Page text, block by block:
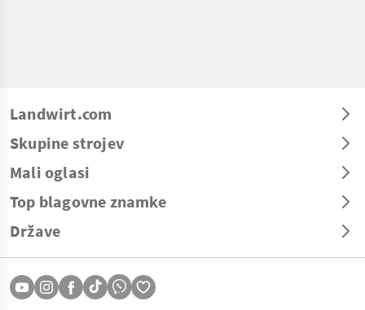
Landwirt.com
Skupine strojev
Mali oglasi
Top blagovne znamke
Države